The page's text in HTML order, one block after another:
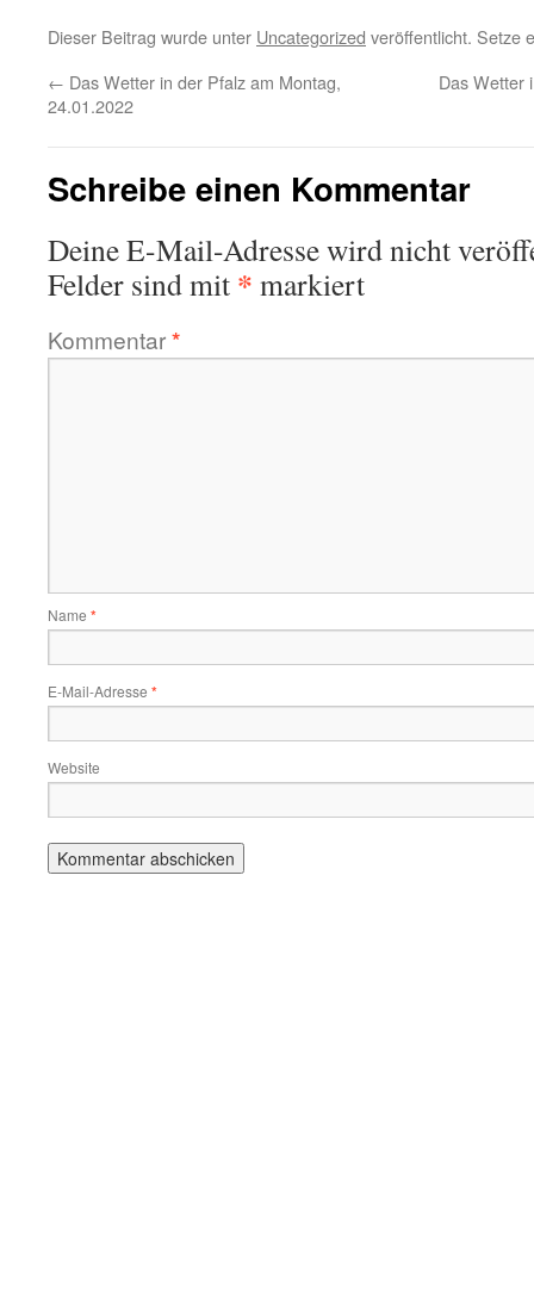
Dieser Beitrag wurde unter Uncategorized veröffentlicht. Setze
← Das Wetter in der Pfalz am Montag,
24.01.2022
Das Wetter
Schreibe einen Kommentar
Deine E-Mail-Adresse wird nicht
Felder sind mit * markiert
Kommentar*
Name *
E-Mail-Adresse *
Website